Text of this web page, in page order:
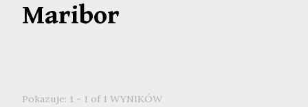
Maribor
Pokazuje: 1 - 1 of 1 WYNIKÓW